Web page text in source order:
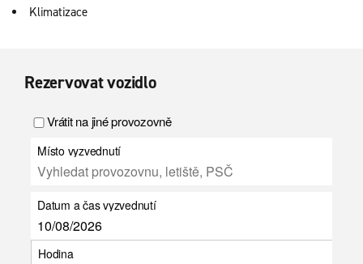
Klimatizace
Rezervovat vozidlo
Vrátit na jiné provozovně
Místo vyzvednutí
Datum a čas vyzvednutí
Hodina